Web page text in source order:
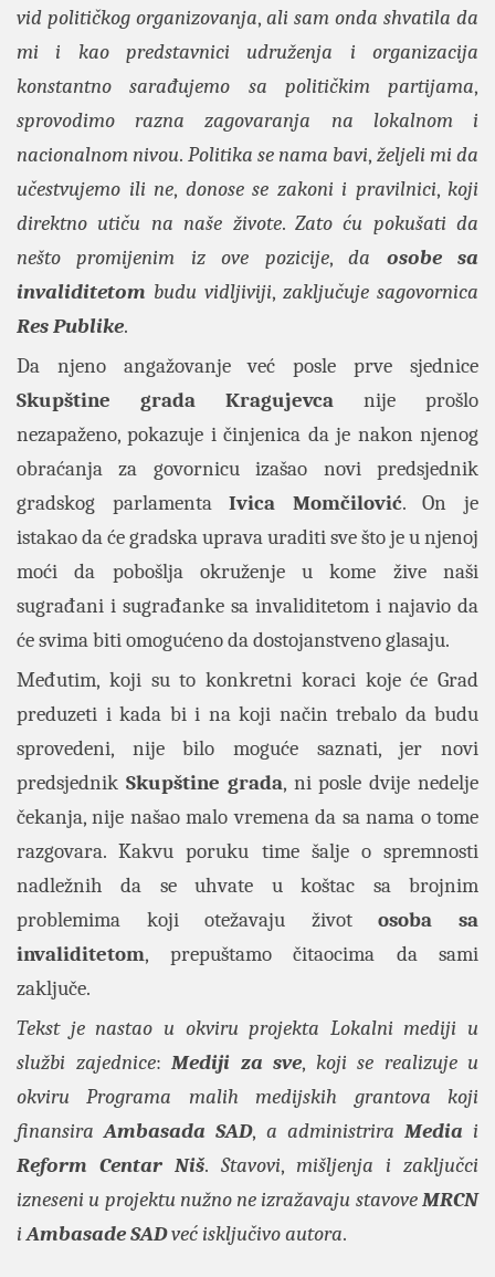
vid političkog organizovanja, ali sam onda shvatila da
mi i kao predstavnici udruženja i organizacija
konstantno sarađujemo sa političkim partijama,
sprovodimo razna zagovaranja na lokalnom i
nacionalnom nivou. Politika se nama bavi, željeli mi da
učestvujemo ili ne, donose se zakoni i pravilnici, koji
direktno utiču na naše živote. Zato ću pokušati da
nešto promijenim iz ove pozicije,da osobe sa
invaliditetom budu vidljiviji, zaključuje sagovornica
Res Publike.
Da njeno angažovanje već posle prve sjednice
Skupštine grada Kragujevca nije prošlo
nezapaženo, pokazuje i činjenica da je nakon njenog
obraćanja za govornicu izašao novi predsjednik
gradskog parlamentaIvica Momčilović. On je
istakao da će gradska uprava uraditi sve što je u njenoj
moći da pobošlja okruženje u kome žive naši
sugrađani i sugrađanke sa invaliditetom i najavio da
će svima biti omogućeno da dostojanstveno glasaju.
Međutim, koji su to konkretni koraci koje će Grad
preduzeti i kada bi i na koji način trebalo da budu
sprovedeni, nije bilo moguće saznati, jer novi
predsjednik Skupštine grada, ni posle dvije nedelje
čekanja, nije našao malo vremena da sa nama o tome
razgovara. Kakvu poruku time šalje o spremnosti
nadležnih da se uhvate u koštac sa brojnim
problemima koji otežavaju životosoba sa
invaliditetom, prepuštamo čitaocima da sami
zaključe.
Tekst je nastao u okviru projekta Lokalni mediji u
službi zajednice: Mediji za sve, koji se realizuje u
okviru Programa malih medijskih grantova koji
finansiraAmbasada SAD, a administrira Mediai
Reform Centar Niš. Stavovi, mišljenja i zaključci
izneseni u projektu nužno ne izražavaju stavoveMRCN
iAmbasade SADveć isključivo autora.